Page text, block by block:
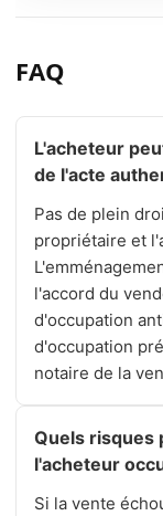
FAQ
L'acheteur
de l'acte
Pas de plein
propriétaire et
l'accord du
d'occupation
d'occupation
notaire de la
Quels risques
l'acheteur
Si la vente